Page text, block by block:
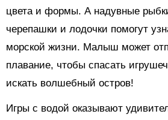
цвета и формы. А надувные
черепашки и лодочки помогут
морской жизни. Малыш может
плавание, чтобы спасать
искать волшебный остров!
Игры с водой оказывают